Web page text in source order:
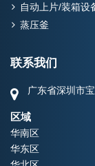
自动上片/装箱设
蒸压釜
联系我们
广东省深圳市
区域
华南区
华东区